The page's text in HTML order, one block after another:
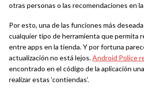
otras personas o las recomendaciones en
Por esto, una de las funciones más
cualquier tipo de herramienta que permita
entre apps en la tienda. Y por fortuna
actualización no está lejos.Android Police
encontrado en el código de la aplicación
realizar estas ‘contiendas’.